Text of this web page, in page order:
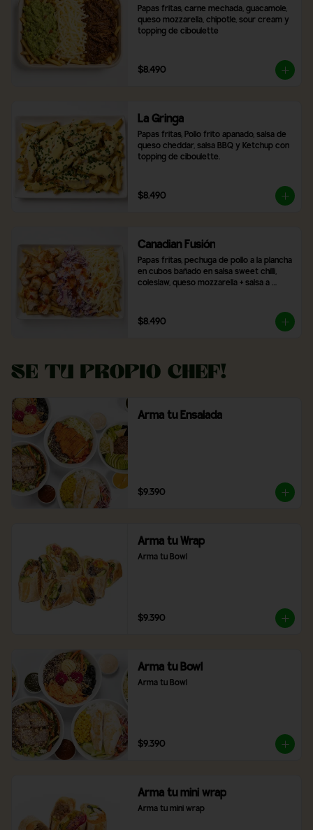
Papas fritas, carne mechada, guacamole,
queso mozzarella, chipotle, sour cream y
topping de ciboulette
$8.490
La Gringa
Papas fritas, Pollo frito apanado, salsa de
queso cheddar, salsa BBQ y Ketchup con
topping de ciboulette.
$8.490
Canadian Fusión
Papas fritas, pechuga de pollo a la plancha
en cubos bañado en salsa sweet chilli,
coleslaw, queso mozzarella + salsa a
$8.490
Se tu propio Chef!
Arma tu Ensalada
$9.390
Arma tu Wrap
Arma tu Bowl
$9.390
Arma tu Bowl
Arma tu Bowl
$9.390
Arma tu mini wrap
Arma tu mini wrap